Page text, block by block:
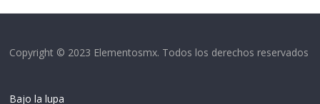
Copyright © 2023 Elementosmx. Todos los derechos reservados
Bajo la lupa